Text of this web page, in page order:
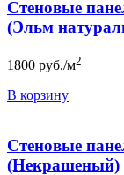
Стеновые
(Эльм
1800 руб./м2
В корзину
Стеновые
(Некрашеный)